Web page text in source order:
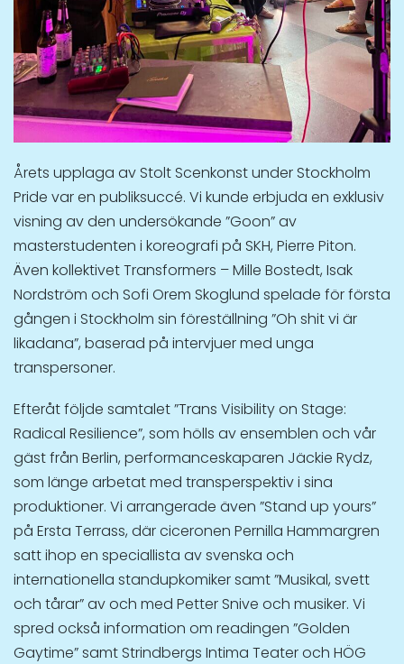
Årets upplaga av Stolt Scenkonst under Stockholm
Pride var en publiksuccé. Vi kunde erbjuda en exklusiv
visning av den undersökande ”Goon” av
masterstudenten i koreografi på SKH, Pierre Piton.
Även kollektivet Transformers – Mille Bostedt, Isak
Nordström och Sofi Orem Skoglund spelade för första
gången i Stockholm sin föreställning ”Oh shit vi är
likadana”, baserad på intervjuer med unga
transpersoner.
Efteråt följde samtalet ”Trans Visibility on Stage:
Radical Resilience”, som hölls av ensemblen och vår
gäst från Berlin, performanceskaparen Jäckie Rydz,
som länge arbetat med transperspektiv i sina
produktioner. Vi arrangerade även ”Stand up yours”
på Ersta Terrass, där ciceronen Pernilla Hammargren
satt ihop en speciallista av svenska och
internationella standupkomiker samt ”Musikal, svett
och tårar” av och med Petter Snive och musiker. Vi
spred också information om readingen ”Golden
Gaytime” samt Strindbergs Intima Teater och HÖG